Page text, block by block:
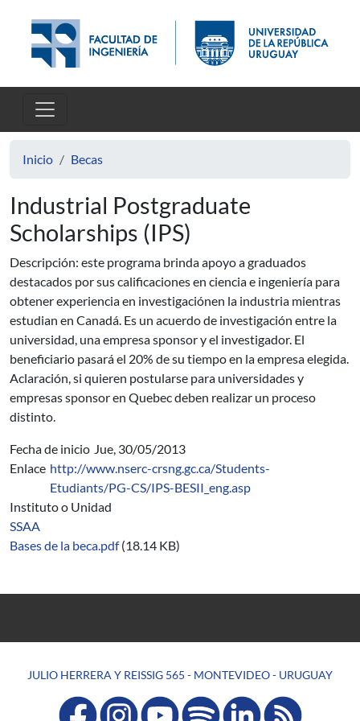
Inicio Becas
Industrial Postgraduate
Scholarships (IPS)
Descripción: este programa brinda apoyo a graduados
destacados por sus calificaciones en ciencia e ingeniería para
obtener experiencia en investigaciónen la industria mientras
estudian en Canadá. Es un acuerdo de investigación entre la
universidad, una empresa sponsor y el investigador. El
beneficiario pasará el 20% de su tiempo en la empresa elegida.
Aclaración, si quieren postularse para universidades y
empresas sponsor en Quebec deben realizar un proceso
distinto.
Fecha de inicio Jue, 30/05/2013
Enlace http://www.nserc-crsng.gc.ca/Students-
Etudiants/PG-CS/IPS-BESII_eng.asp
Instituto o Unidad
SSAA
Bases de la beca.pdf (18.14 KB)
JULIO HERRERA Y REISSIG 565 - MONTEVIDEO - URUGUAY